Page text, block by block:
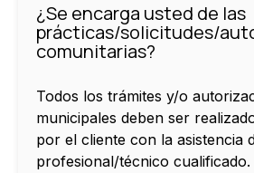
¿Se encarga usted de las
prácticas/solicitudes/
comunitarias?
Todos los trámites y/o
municipales deben ser
por el cliente con la asistencia
profesional/técnico